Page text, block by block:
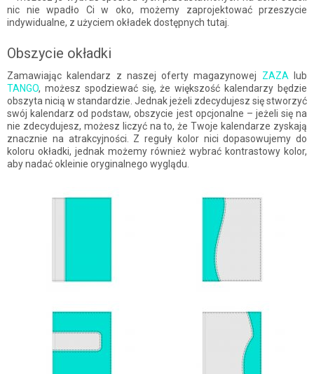
nic nie wpadło Ci w oko, możemy zaprojektować przeszycie
indywidualne, z użyciem okładek dostępnych tutaj.
Obszycie okładki
Zamawiając kalendarz z naszej oferty magazynowej ZAZA lub
TANGO, możesz spodziewać się, że większość kalendarzy będzie
obszyta nicią w standardzie. Jednak jeżeli zdecydujesz się stworzyć
swój kalendarz od podstaw, obszycie jest opcjonalne – jeżeli się na
nie zdecydujesz, możesz liczyć na to, że Twoje kalendarze zyskają
znacznie na atrakcyjności. Z reguły kolor nici dopasowujemy do
koloru okładki, jednak możemy również wybrać kontrastowy kolor,
aby nadać okleinie oryginalnego wyglądu.